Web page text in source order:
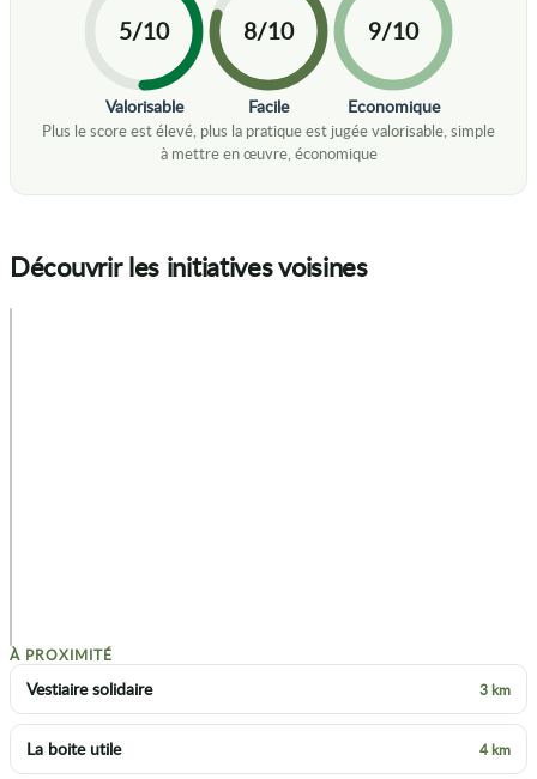
5/10
Valorisable
8/10
Facile
9/10
Economique
Découvrir les initiatives voisines
À PROXIMITÉ
Vestiaire solidaire 3 km
La boite utile 4 km